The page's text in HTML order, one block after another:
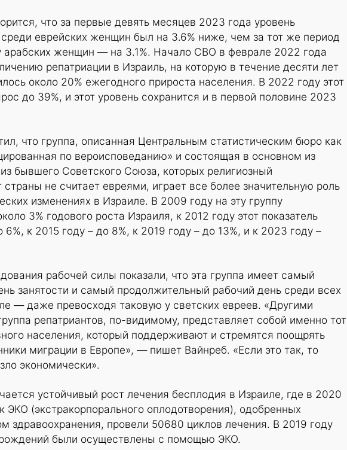
что за первые девять месяцев 2023 года уровень
еврейских женщин был на 3.6% ниже, чем за тот же период
арабских женщин — на 3.1%. Начало СВО в феврале 2022 года
репатриации в Израиль, на которую в течение десяти лет
около 20% ежегодного прироста населения. В 2022 году этот
до 39%, и этот уровень сохранится и в первой половине 2023
что группа, описанная Центральным статистическим бюро как
по вероисповеданию» и состоящая в основном из
бывшего Советского Союза, которых религиозный
не считает евреями, играет все более значительную роль
изменениях в Израиле. В 2009 году на эту группу
3% годового роста Израиля, к 2012 году этот показатель
6%, к 2015 году – до 8%, к 2019 году – до 13%, и к 2023 году –
рабочей силы показали, что эта группа имеет самый
занятости и самый продолжительный рабочий день среди всех
— даже превосходя таковую у светских евреев. «Другими
репатриантов, по-видимому, представляет собой именно тот
населения, который поддерживают и стремятся поощрять
миграции в Европе», — пишет Вайнреб. «Если это так, то
экономически».
устойчивый рост лечения бесплодия в Израиле, где в 2020
ЭКО (экстракорпорального оплодотворения), одобренных
здравоохранения, провели 50680 циклов лечения. В 2019 году
были осуществлены с помощью ЭКО.